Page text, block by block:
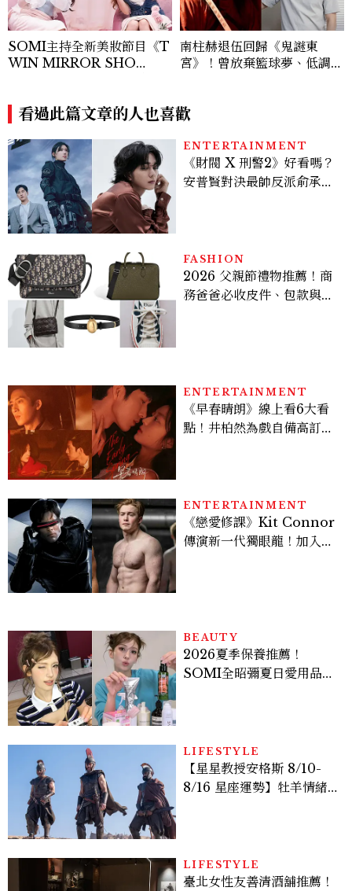
SOMI主持全新美妝節目《T
WIN MIRROR SHO
南柱赫退伍回歸《鬼謎東
宮》！曾放棄籃球夢、低調捐
看過此篇文章的人也喜歡
ENTERTAINMENT
《財閥 X 刑警2》好看嗎？
安普賢對決最帥反派俞承
多大？
FASHION
2026 父親節禮物推薦！商
務爸爸必收皮件、包款與鞋
ENTERTAINMENT
《早春晴朗》線上看6大看
點！井柏然為戲自備高訂，
ENTERTAINMENT
《戀愛修課》Kit Connor
傳演新一代獨眼龍！加入新
BEAUTY
2026夏季保養推薦！
SOMI全昭彌夏日愛用品公
LIFESTYLE
【星星教授安格斯 8/10-
8/16 星座運勢】牡羊情緒
LIFESTYLE
臺北女性友善清酒舖推薦！